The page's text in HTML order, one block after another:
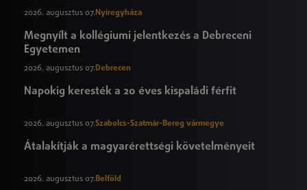
2026. augusztus 07. Nyíregyháza
Megnyílt a kollégiumi jelentkezés a Debreceni
Egyetemen
2026. augusztus 07.Debrecen
Napokig keresték a 20 éves kispaládi férfit
2026. augusztus 07.Szabolcs-Szatmár-Bereg vármegye
Átalakítják a magyarérettségi követelményeit
2026. augusztus 07.Belföld